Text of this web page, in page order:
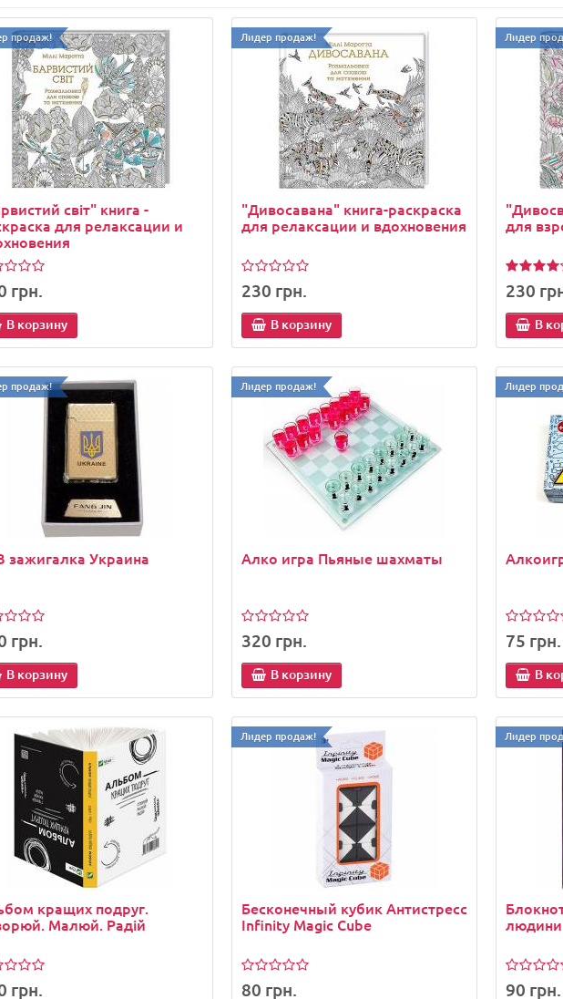
продаж!
для мобильного
Руки OK Stand
Лидер продаж!
Бутафорская какашка - прикол
65 грн.
Лидер
26 грн.
продаж!
світ" книга -
для релаксации и
грн.
В корзину
Лидер продаж!
"Дивосавана" книга-раскраска
для релаксации и вдохновения
230 грн.
В корзину
Лидер
для
230
В
продаж!
зажигалка Украина
грн.
В корзину
Лидер продаж!
Алко игра Пьяные шахматы
320 грн.
В корзину
Лидер
75 грн.
В
кращих подруг.
Малюй. Радій
грн.
Лидер продаж!
Бесконечный кубик Антистресс
Infinity Magic Cube
80 грн.
Лидер
людини
90 грн.